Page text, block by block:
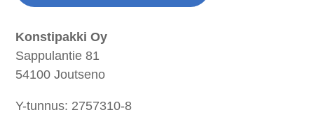
Konstipakki Oy
Sappulantie 81
54100 Joutseno
Y-tunnus: 2757310-8